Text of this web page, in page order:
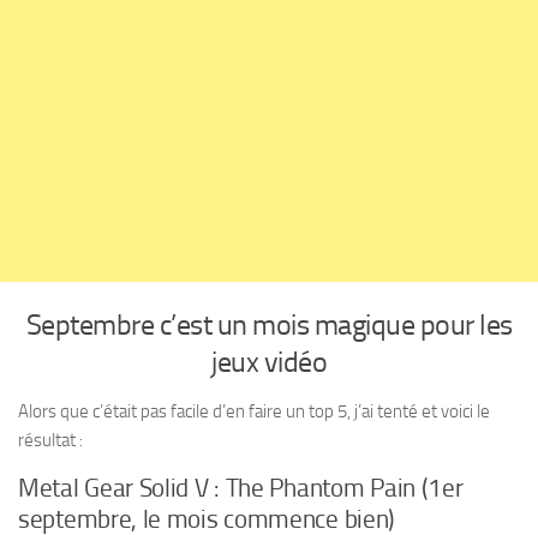
Septembre c’est un mois magique pour les
jeux vidéo
Alors que c’était pas facile d’en faire un top 5, j’ai tenté et voici le
résultat :
Metal Gear Solid V : The Phantom Pain (1er
septembre, le mois commence bien)